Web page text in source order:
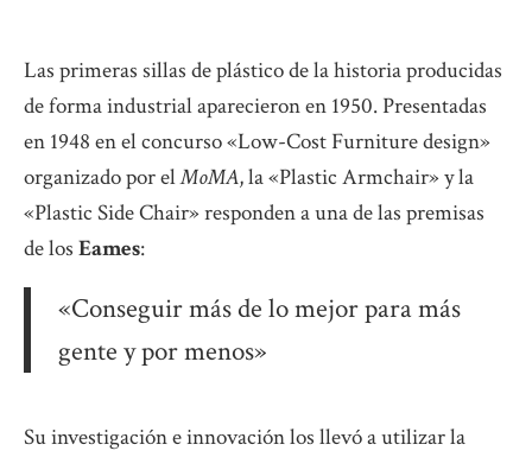
Las primeras sillas de plástico de la historia producidas
de forma industrial aparecieron en 1950. Presentadas
en 1948 en el concurso «Low-Cost Furniture design»
organizado por elMoMA, la «Plastic Armchair» y la
«Plastic Side Chair» responden a una de las premisas
de los Eames:
«Conseguir más de lo mejor para más
gente y por menos»
Su investigación e innovación los llevó a utilizar la